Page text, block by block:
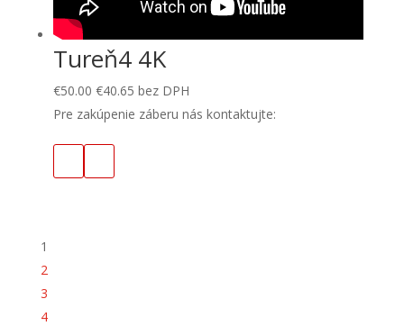
Tureň4 4K
€50.00 €40.65 bez DPH
Pre zakúpenie záberu nás kontaktujte:
1
2
3
4